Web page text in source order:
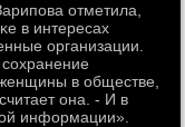
отметила,
в интересах
организации.
в обществе,
она. - И в
информации».